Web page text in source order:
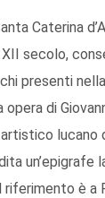
Caterina
secolo,
presenti
opera di
artistico
riferimento è